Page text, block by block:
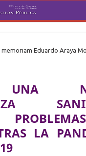
memoriam Eduardo Araya
LA